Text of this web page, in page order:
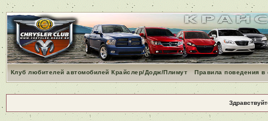
Клуб любителей автомобилей Крайслер/Додж/Плимут Правила поведения